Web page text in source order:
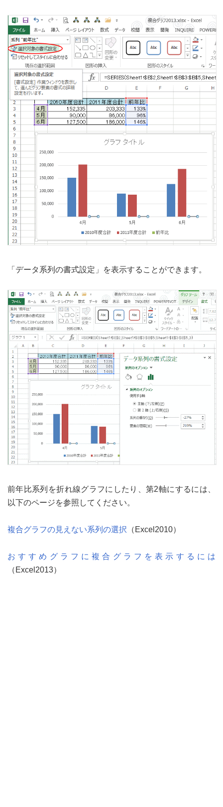
「データ系列の書式設定」を表示することができます。
前年比系列を折れ線グラフにしたり、第2軸にするには、
以下のページを参照してください。
複合グラフの見えない系列の選択 （Excel2010）
おすすめグラフに複合グラフを表示するには
（Excel2013）